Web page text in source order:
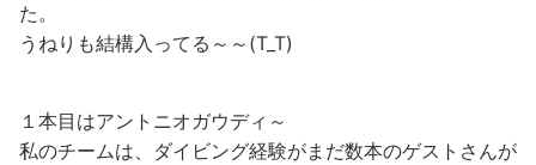
た。
うねりも結構入ってる～～(T_T)
１本目はアントニオガウディ～
私のチームは、ダイビング経験がまだ数本のゲストさんが